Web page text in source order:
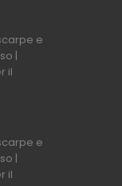
e
|
il
e
|
il